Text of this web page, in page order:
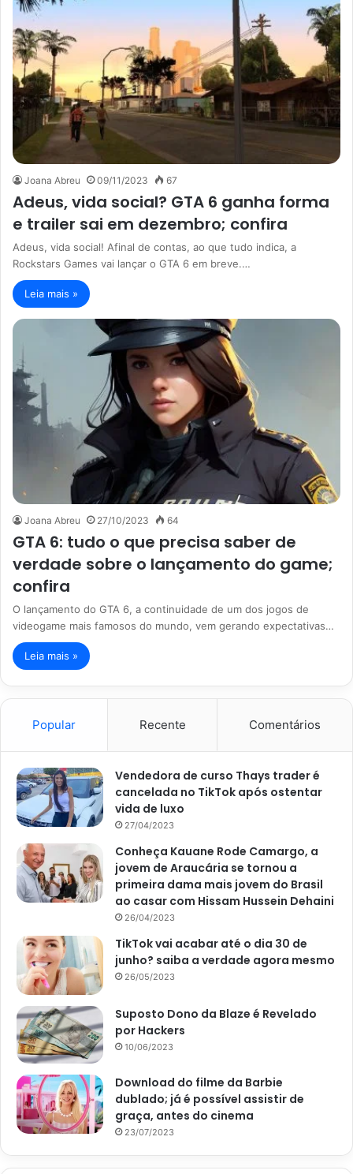
Joana Abreu 09/11/2023 67
Adeus, vida social? GTA 6 ganha forma
e trailer sai em dezembro; confira
Adeus, vida social! Afinal de contas, ao que tudo indica, a
Rockstars Games vai lançar o GTA 6 em breve.…
Leia mais »
Joana Abreu 27/10/2023 64
GTA 6: tudo o que precisa saber de
verdade sobre o lançamento do game;
confira
O lançamento do GTA 6, a continuidade de um dos jogos de
videogame mais famosos do mundo, vem gerando expectativas…
Leia mais »
Popular Recente Comentários
Vendedora de curso Thays trader é
cancelada no TikTok após ostentar
vida de luxo
27/04/2023
Conheça Kauane Rode Camargo, a
jovem de Araucária se tornou a
primeira dama mais jovem do Brasil
ao casar com Hissam Hussein Dehaini
26/04/2023
TikTok vai acabar até o dia 30 de
junho? saiba a verdade agora mesmo
26/05/2023
Suposto Dono da Blaze é Revelado
por Hackers
10/06/2023
Download do filme da Barbie
dublado; já é possível assistir de
graça, antes do cinema
23/07/2023